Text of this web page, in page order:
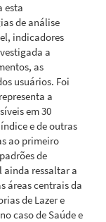
esta
de análise
indicadores
a
as
usuários. Foi
a
em 30
e de outras
ao primeiro
de
ainda ressaltar a
áreas centrais da
de Lazer e
caso de Saúde e